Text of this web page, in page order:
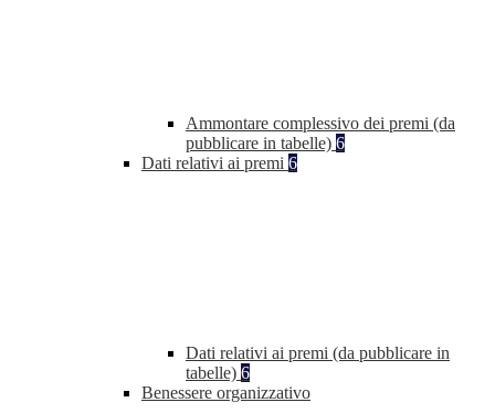
Ammontare complessivo dei premi (da
pubblicare in tabelle) 6
Dati relativi ai premi 6
Dati relativi ai premi (da pubblicare in
tabelle) 6
Benessere organizzativo